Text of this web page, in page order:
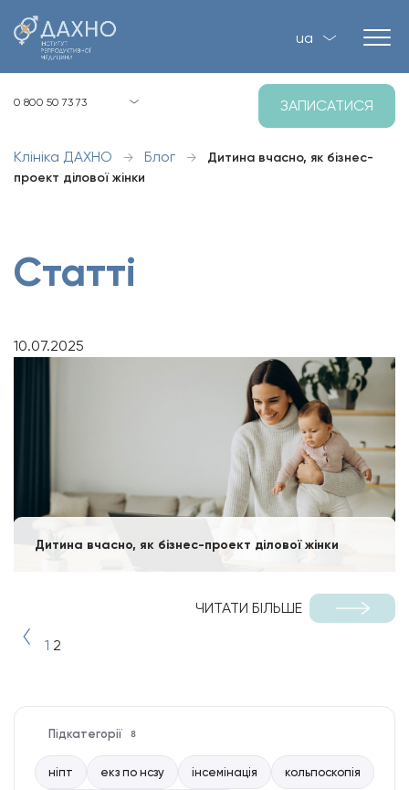
0 800 50 73 73
ua
ЗАПИСАТИСЯ
Клініка ДАХНО → Блог →
Дитина вчасно, як бізнес-
проект ділової жінки
Статті
10.07.2025
Дитина вчасно, як бізнес-проект ділової жінки
ЧИТАТИ БІЛЬШЕ
Пагінація
1 2
Підкатегорії 8
ніпт екз по нсзу інсемінація кольпоскопія